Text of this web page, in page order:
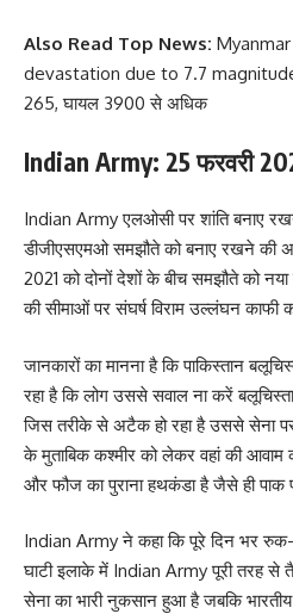
Also Read Top News:
devastation due to 7.7
265, घायल 3900 से अधिक
Indian Army: 25 फरवरी
Indian Armyएलओसी पर शांति बनाए
डीजीएसएमओ समझौते को बनाए रखने की
2021 को दोनों देशों के बीच समझौते को
की सीमाओं पर संघर्ष विराम उल्लंघन काफी
जानकारों का मानना है कि पाकिस्तान
रहा है कि लोग उससे सवाल ना करें
जिस तरीके से अटैक हो रहा है उससे सेना
के मुताबिक कश्मीर को लेकर वहां की आवाम
और फौज का पुराना हथकंडा है जैसे ही
Indian Army ने कहा कि पूरे दिन भर रुक-
घाटी इलाके में Indian Army पूरी तरह से
सेना का भारी नुकसान हुआ है जबकि